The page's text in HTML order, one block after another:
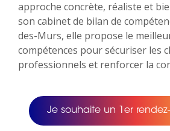
approche concrète, réaliste et
son cabinet de bilan de
des-Murs, elle propose le
compétences pour sécuriser les
professionnels et renforcer la
Je souhaite un 1er